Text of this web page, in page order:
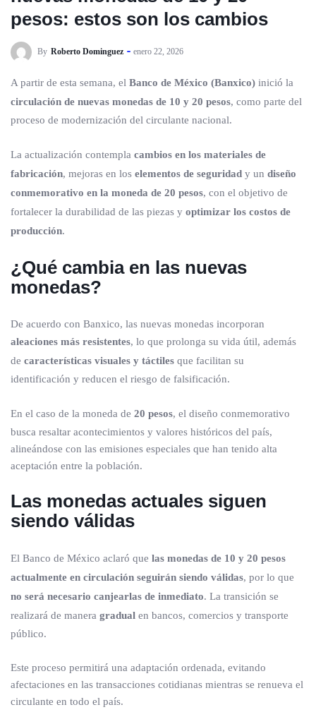
pesos: estos son los cambios
By Roberto Dominguez enero 22, 2026
A partir de esta semana, el Banco de México (Banxico) inició la
circulación de nuevas monedas de 10 y 20 pesos, como parte del
proceso de modernización del circulante nacional.
La actualización contempla cambios en los materiales de
fabricación, mejoras en los elementos de seguridad y un diseño
conmemorativo en la moneda de 20 pesos, con el objetivo de
fortalecer la durabilidad de las piezas y optimizar los costos de
producción.
¿Qué cambia en las nuevas
monedas?
De acuerdo con Banxico, las nuevas monedas incorporan
aleaciones más resistentes, lo que prolonga su vida útil, además
de características visuales y táctiles que facilitan su
identificación y reducen el riesgo de falsificación.
En el caso de la moneda de 20 pesos, el diseño conmemorativo
busca resaltar acontecimientos y valores históricos del país,
alineándose con las emisiones especiales que han tenido alta
aceptación entre la población.
Las monedas actuales siguen
siendo válidas
El Banco de México aclaró que las monedas de 10 y 20 pesos
actualmente en circulación seguirán siendo válidas, por lo que
no será necesario canjearlas de inmediato. La transición se
realizará de manera gradual en bancos, comercios y transporte
público.
Este proceso permitirá una adaptación ordenada, evitando
afectaciones en las transacciones cotidianas mientras se renueva el
circulante en todo el país.